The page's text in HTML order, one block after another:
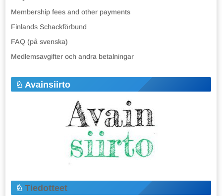
Membership fees and other payments
Finlands Schackförbund
FAQ (på svenska)
Medlemsavgifter och andra betalningar
Avainsiirto
Tiedotteet